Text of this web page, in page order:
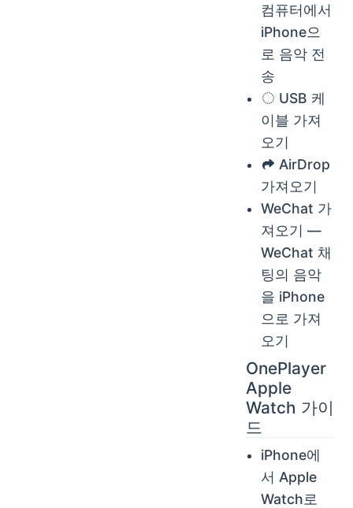
컴퓨터에서
iPhone으
로 음악 전
송
USB 케
이블 가져
오기
AirDrop
가져오기
WeChat 가
져오기 —
WeChat 채
팅의 음악
을 iPhone
으로 가져
오기
OnePlayer
Apple
Watch 가이
드
iPhone에
서 Apple
Watch로